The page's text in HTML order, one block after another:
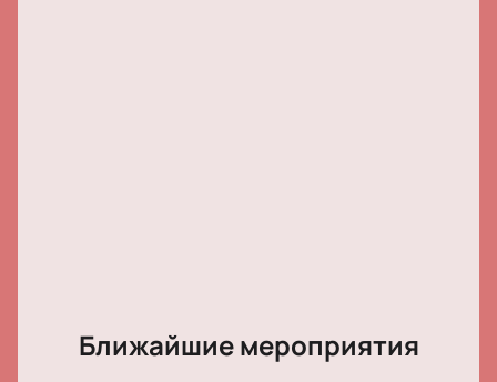
Ближайшие мероприятия